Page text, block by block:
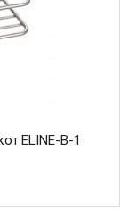
ELINE-B-1